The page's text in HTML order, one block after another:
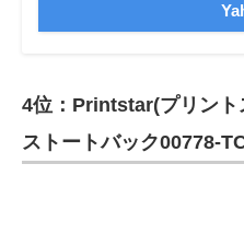
4位：Printstar(プリント
ストートバック00778-